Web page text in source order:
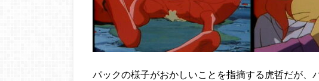
パックの様子がおかしいことを指摘する虎哲だが、